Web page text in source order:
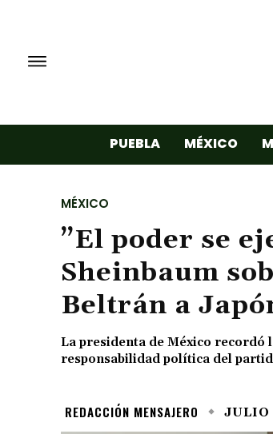
PUEBLA MÉXICO
MÉXICO
”El poder se
Sheinbaum
Beltrán a
La presidenta de México recordó
responsabilidad política del
REDACCIÓN MENSAJERO JULIO